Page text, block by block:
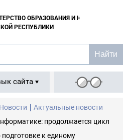
ОБРАЗОВАНИЯ И НАУКИ
РЕСПУБЛИКИ
сайта
Новости
Актуальные новости
продолжается цикл
к единому